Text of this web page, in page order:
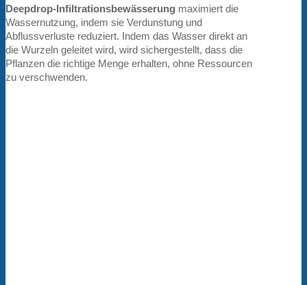
Deepdrop-Infiltrationsbewässerung maximiert die
Wassernutzung, indem sie Verdunstung und
Abflussverluste reduziert. Indem das Wasser direkt an
die Wurzeln geleitet wird, wird sichergestellt, dass die
Pflanzen die richtige Menge erhalten, ohne Ressourcen
zu verschwenden.